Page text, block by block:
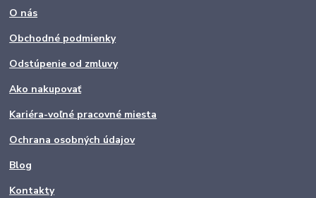
O nás
Obchodné podmienky
Odstúpenie od zmluvy
Ako nakupovať
Kariéra-voľné pracovné miesta
Ochrana osobných údajov
Blog
Kontakty